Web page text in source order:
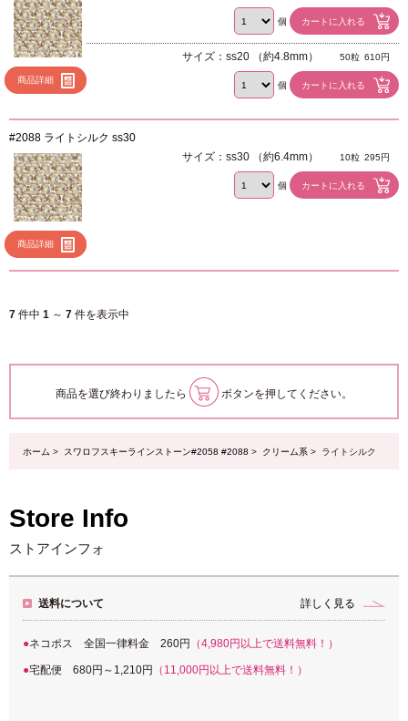
商品詳細
個
サイズ：ss20 （約4.8mm） 50粒 610円
個
#2088 ライトシルク ss30
商品詳細
サイズ：ss30 （約6.4mm） 10粒 295円
個
7 件中 1 ～ 7 件を表示中
商品を選び終わりましたら ボタンを押してください。
ホーム > スワロフスキーラインストーン#2058 #2088 > クリーム系 > ライトシルク
Store Info
ストアインフォ
送料について 詳しく見る
ネコポス 全国一律料金 260円 （4,980円以上で送料無料！）
宅配便 680円～1,210円 （11,000円以上で送料無料！）